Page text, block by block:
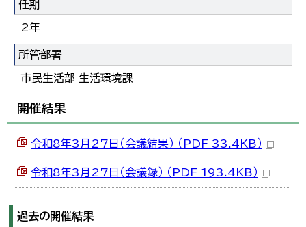
任期
2年
所管部署
市民生活部 生活環境課
開催結果
令和8年3月27日（会議結果） （PDF 33.4KB）
令和8年3月27日（会議録） （PDF 193.4KB）
過去の開催結果